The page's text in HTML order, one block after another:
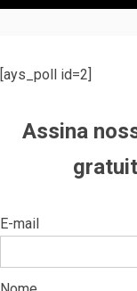
[ays_poll id=2]
Assina
E-mail